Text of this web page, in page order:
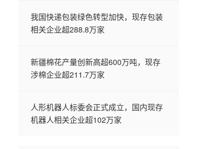
我国快递包装绿色转型加快，现存包装
相关企业超288.8万家
新疆棉花产量创新高超600万吨，现存
涉棉企业超211.7万家
人形机器人标委会正式成立，国内现存
机器人相关企业超102万家